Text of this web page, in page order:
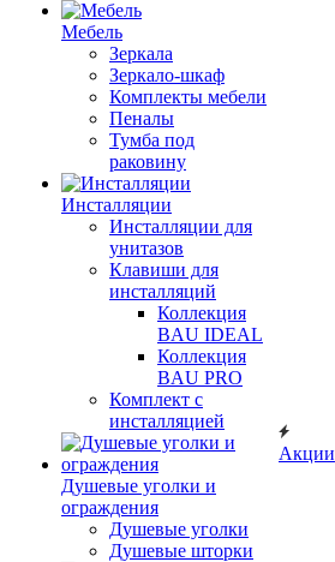
Мебель
Зеркала
Зеркало-шкаф
Комплекты мебели
Пеналы
Тумба под
раковину
Инсталляции
Инсталляции для
унитазов
Клавиши для
инсталляций
Коллекция
BAU IDEAL
Коллекция
BAU PRO
Комплект с
инсталляцией
Душевые уголки и
ограждения
Душевые уголки
Душевые шторки
Акции